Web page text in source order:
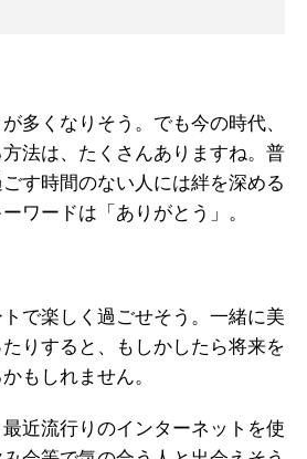
多くなりそう。でも今の時代、
法は、たくさんありますね。普
す時間のない人には絆を深める
ワードは「ありがとう」。
で楽しく過ごせそう。一緒に美
りすると、もしかしたら将来を
もしれません。
近流行りのインターネットを使